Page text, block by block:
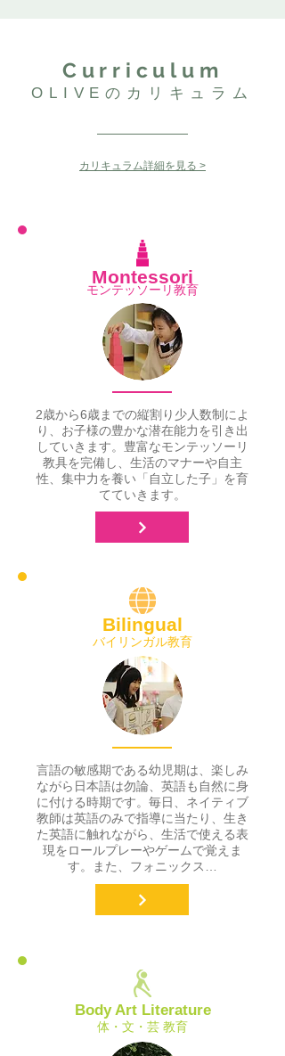
モンテッソーリ教育
Montessori
2歳から6歳までの縦割り少人数制によ
り、お子様の豊かな潜在能力を引き出
していきます。豊富なモンテッソーリ
教具を完備し、生活のマナーや自主
性、集中力を養い「自立した子」を育
てていきます。
バイリンガル教育
Bilingual
言語の敏感期である幼児期は、楽しみ
ながら日本語は勿論、英語も自然に身
に付ける時期です。毎日、ネイティブ
教師は英語のみで指導に当たり、生き
た英語に触れながら、生活で使える表
現をロールプレーやゲームで覚えま
す。また、フォニックス…
体・文・芸 教育
Body Art Literature
Curriculum
OLIVEのカリキュラム
カリキュラム詳細を見る >